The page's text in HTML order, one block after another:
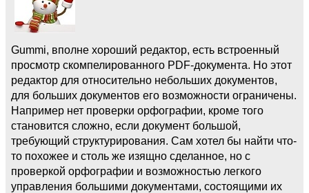
Gummi, вполне хороший редактор, есть встроенный
просмотр скомпелированного PDF-документа. Но этот
редактор для относительно небольших документов,
для больших документов его возможности ограничены.
Например нет проверки орфографии, кроме того
становится сложно, если документ большой,
требующий структурирования. Сам хотел бы найти что-
то похожее и столь же изящно сделанное, но с
проверкой орфографии и возможностью легкого
управления большими документами, состоящими их